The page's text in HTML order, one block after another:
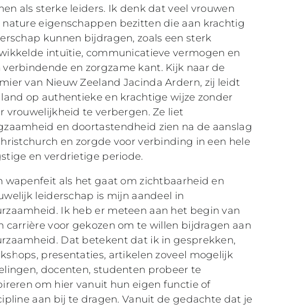
als sterke leiders. Ik denk dat veel vrouwen
nature eigenschappen bezitten die aan krachtig
kunnen bijdragen, zoals een sterk
intuïtie, communicatieve vermogen en
verbindende en zorgzame kant. Kijk naar de
van Nieuw Zeeland Jacinda Ardern, zij leidt
op authentieke en krachtige wijze zonder
vrouwelijkheid te verbergen. Ze liet
en doortastendheid zien na de aanslag
en zorgde voor verbinding in een hele
en verdrietige periode.
wapenfeit als het gaat om zichtbaarheid en
leiderschap is mijn aandeel in
Ik heb er meteen aan het begin van
carrière voor gekozen om te willen bijdragen aan
Dat betekent dat ik in gesprekken,
presentaties, artikelen zoveel mogelijk
docenten, studenten probeer te
om hier vanuit hun eigen functie of
aan bij te dragen. Vanuit de gedachte dat je